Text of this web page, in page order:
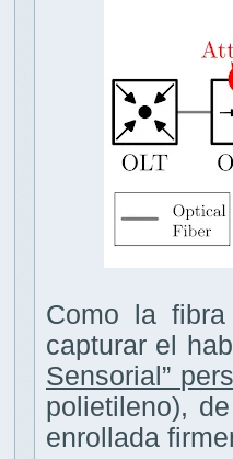
Como la
capturar el
Sensorial”
polietileno),
enrollada